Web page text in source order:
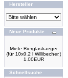
Hersteller
Neue Produkte
Miete Bierglastraeger
(für 10x0.2 l Willibecher.)
1.00EUR
Schnellsuche